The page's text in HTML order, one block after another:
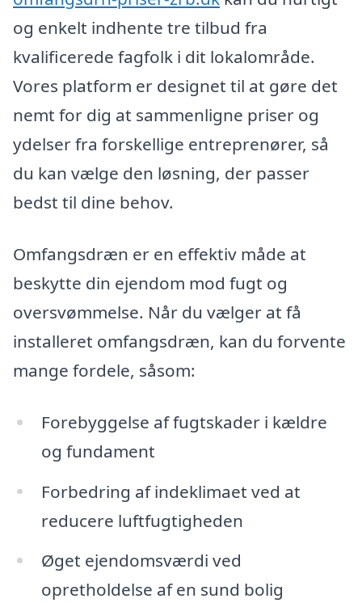
og enkelt indhente tre tilbud fra
kvalificerede fagfolk i dit lokalområde.
Vores platform er designet til at gøre det
nemt for dig at sammenligne priser og
ydelser fra forskellige entreprenører, så
du kan vælge den løsning, der passer
bedst til dine behov.
Omfangsdræn er en effektiv måde at
beskytte din ejendom mod fugt og
oversvømmelse. Når du vælger at få
installeret omfangsdræn, kan du forvente
mange fordele, såsom:
Forebyggelse af fugtskader i kældre
og fundament
Forbedring af indeklimaet ved at
reducere luftfugtigheden
Øget ejendomsværdi ved
opretholdelse af en sund bolig